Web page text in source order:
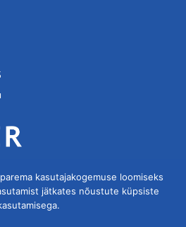
kasutajakogemuse loomiseks
jätkates nõustute küpsiste